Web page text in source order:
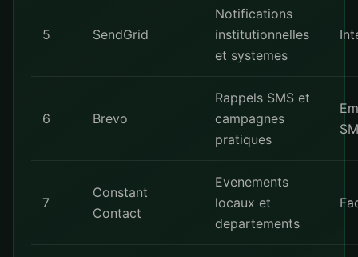
5 SendGrid
Notifications
institutionnelles
et systemes
6 Brevo
Rappels SMS et
campagnes
pratiques
7
Constant
Contact
Evenements
locaux et
departements